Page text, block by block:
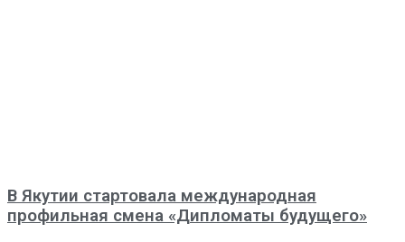
В Якутии стартовала международная
профильная смена «Дипломаты будущего»